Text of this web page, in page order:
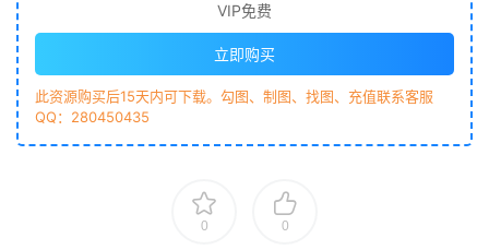
VIP免费
立即购买
此资源购买后15天内可下载。勾图、制图、找图、充值联系客服
QQ：280450435
0 0